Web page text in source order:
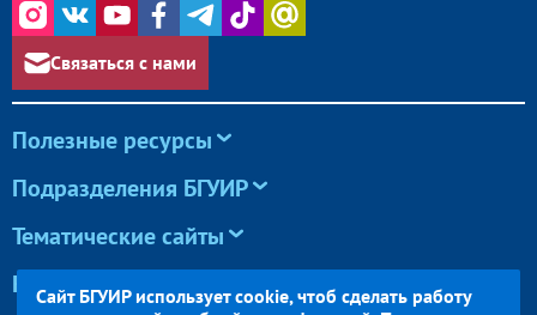
Связаться с нами
Полезные ресурсы
Подразделения БГУИР
Тематические сайты
Конференции и олимпиады
Сайт БГУИР использует cookie, чтоб сделать работу